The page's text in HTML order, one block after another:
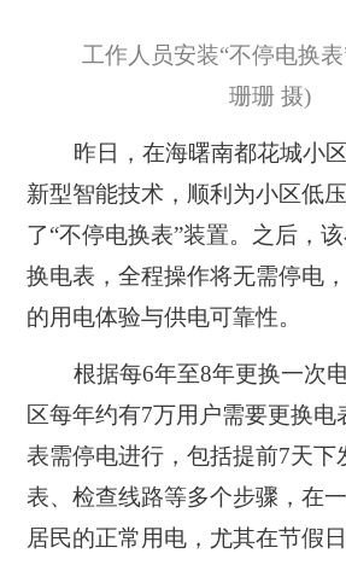
工作人员安装“不停电换
珊珊 摄)
昨日，在海曙南都花城小
新型智能技术，顺利为小区低
了“不停电换表”装置。之后，
换电表，全程操作将无需停电
的用电体验与供电可靠性。
根据每6年至8年更换一次
区每年约有7万用户需要更换
表需停电进行，包括提前7天下
表、检查线路等多个步骤，在
居民的正常用电，尤其在节假